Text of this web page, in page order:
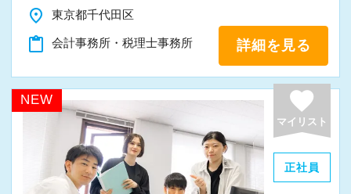
「まずはやってみる」
「新しいことにも前向きに挑戦してみる」
そんな姿勢をお持ちの方であれば、経験を活か
しながらさらに成長できる環境です。
一緒に学び、成長しながら、お客様のお役に立
てる仕事をしていきませんか。
★事務所の理念★
place 東京都千代田区
content_paste 会計事務所・税理士事務所 詳細を見る
NEW favorite
マイリスト
正社員